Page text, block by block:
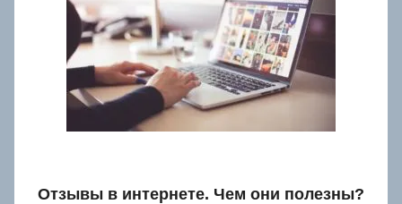
Отзывы в интернете. Чем они полезны?